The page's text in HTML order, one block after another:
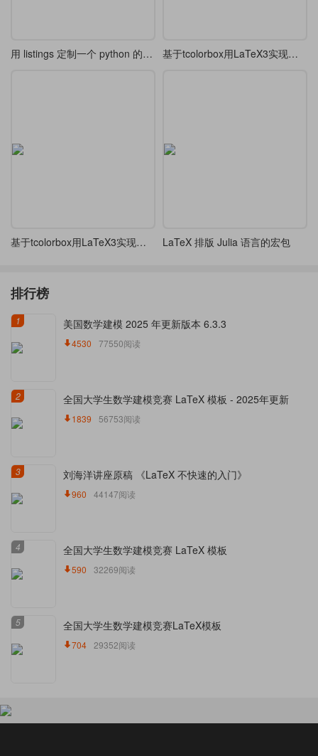
用 listings 定制一个 python 的样式 基于tcolorbox用LaTeX3实现的语法高亮代码盒子排版
基于tcolorbox用LaTeX3实现的终端窗口模拟宏包 LaTeX 排版 Julia 语言的宏包
排行榜
1 美国数学建模 2025 年更新版本 6.3.3
4530 77550阅读
2 全国大学生数学建模竞赛 LaTeX 模板 - 2025年更新
1839 56753阅读
3 刘海洋讲座原稿 《LaTeX 不快速的入门》
960 44147阅读
4 全国大学生数学建模竞赛 LaTeX 模板
590 32269阅读
5 全国大学生数学建模竞赛LaTeX模板
704 29352阅读